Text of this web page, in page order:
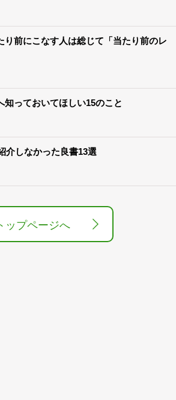
り前にこなす人は総じて「当たり前のレ
知っておいてほしい15のこと
介しなかった良書13選
ップページへ